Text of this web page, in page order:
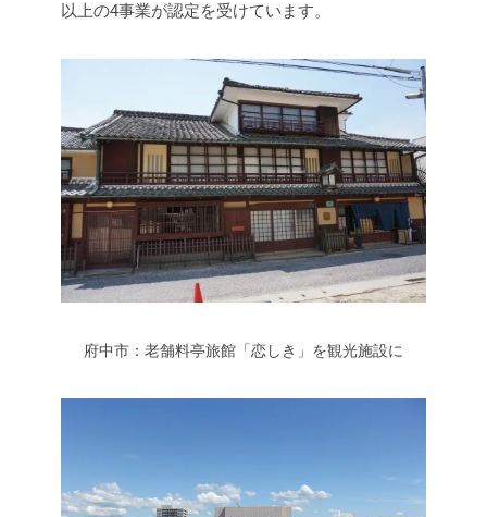
以上の4事業が認定を受けています。
府中市：老舗料亭旅館「恋しき」を観光施設に